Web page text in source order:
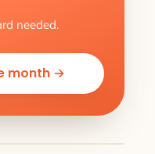
needed.
month →